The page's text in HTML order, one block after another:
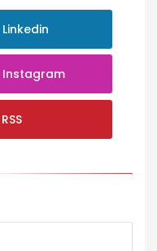
Linkedin
Instagram
RSS